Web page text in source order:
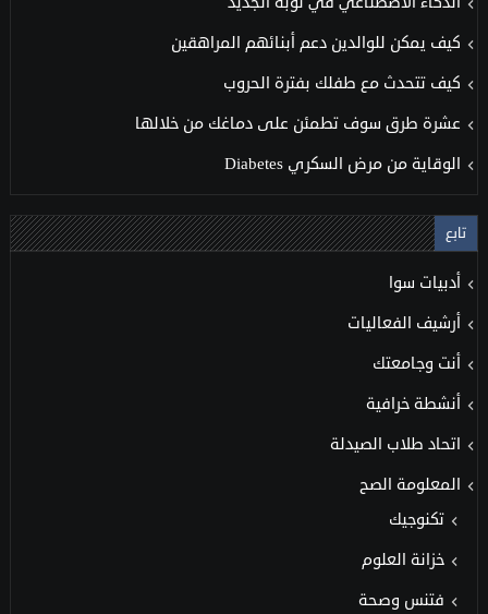
كيف يمكن للوالدين دعم أبنائهم المراهقين
كيف تتحدث مع طفلك بفترة الحروب
عشرة طرق سوف تطمئن على دماغك من خلالها
الوقاية من مرض السكري Diabetes
تابع
أدبيات سوا
أرشيف الفعاليات
أنت وجامعتك
أنشطة خرافية
اتحاد طلاب الصيدلة
المعلومة الصح
تكنوجيك
خزانة العلوم
فتنس وصحة